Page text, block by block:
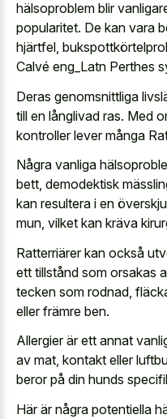
hälsoproblem blir
popularitet. De kan vara
hjärtfel,
Calvé eng_Latn Perthes
Deras genomsnittliga
till en långlivad ras. Med
kontroller lever många
Några vanliga
bett, demodektisk
kan resultera i en
mun, vilket kan kräva
Ratterriärer kan också
ett tillstånd som orsakas
tecken som rodnad,
eller främre ben.
Allergier är ett annat
av mat, kontakt eller
beror på din hunds
Här är några potentiella